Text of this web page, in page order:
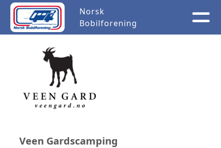
Norsk
Bobilforening
Veen Gardscamping